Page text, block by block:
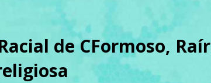
Equipe
de CFormoso,